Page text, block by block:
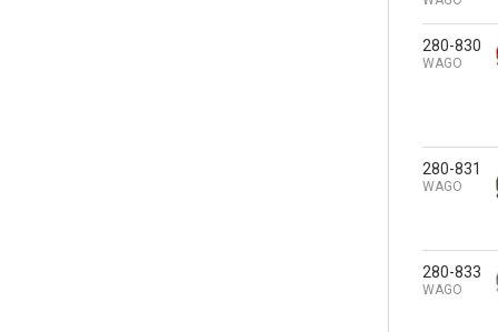
280-830
WAGO
280-831
WAGO
280-833
WAGO